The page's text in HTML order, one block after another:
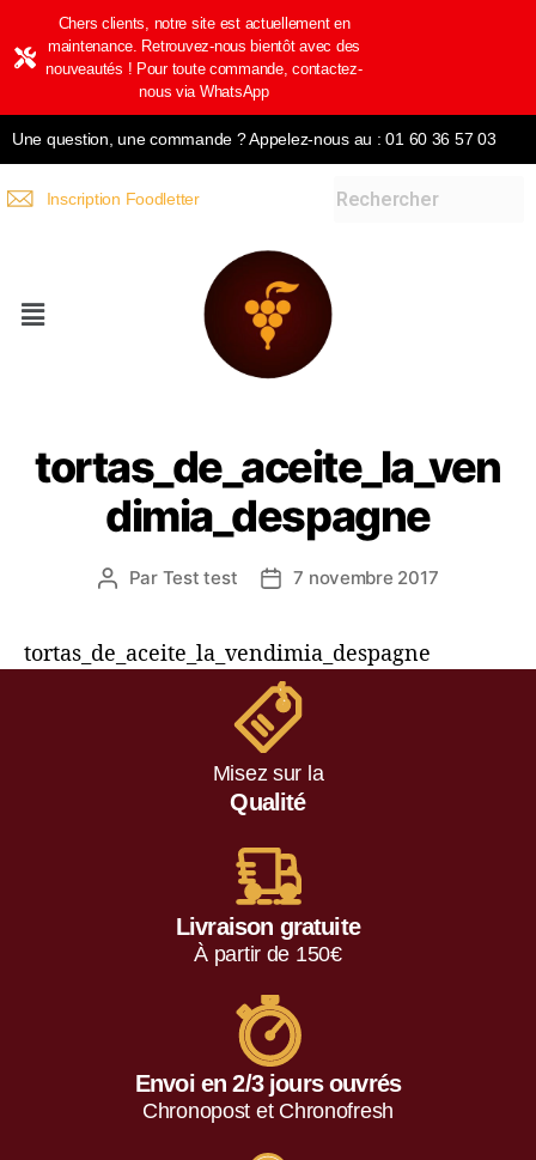
Chers clients, notre site est actuellement en
maintenance. Retrouvez-nous bientôt avec des
nouveautés ! Pour toute commande, contactez-
nous via WhatsApp
Une question, une commande ? Appelez-nous au : 01 60 36 57 03
Inscription Foodletter
tortas_de_aceite_la_ven
dimia_despagne
Par Test test 7 novembre 2017
tortas_de_aceite_la_vendimia_despagne
Misez sur la
Qualité
Livraison gratuite
À partir de 150€
Envoi en 2/3 jours ouvrés
Chronopost et Chronofresh